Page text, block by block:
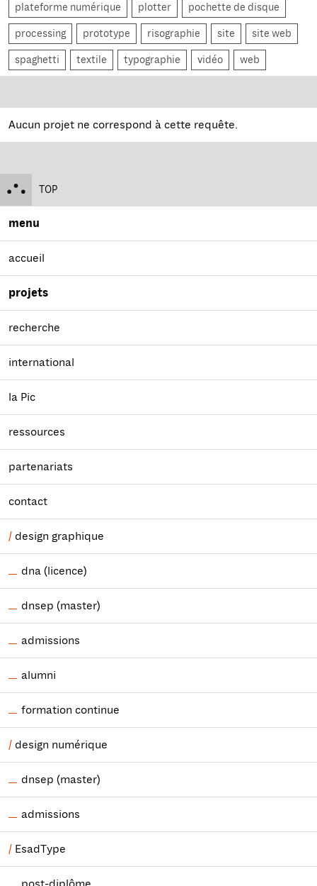
plateforme numérique plotter pochette de disque
processing prototype risographie site site web
spaghetti textile typographie vidéo web
Aucun projet ne correspond à cette requête.
TOP
menu
accueil
projets
recherche
international
la Pic
ressources
partenariats
contact
design graphique
dna (licence)
dnsep (master)
admissions
alumni
formation continue
design numérique
dnsep (master)
admissions
EsadType